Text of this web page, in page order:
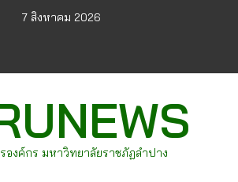
7 สิงหาคม 2026
องค์กร มหาวิทยาลัยราชภัฏลำปาง